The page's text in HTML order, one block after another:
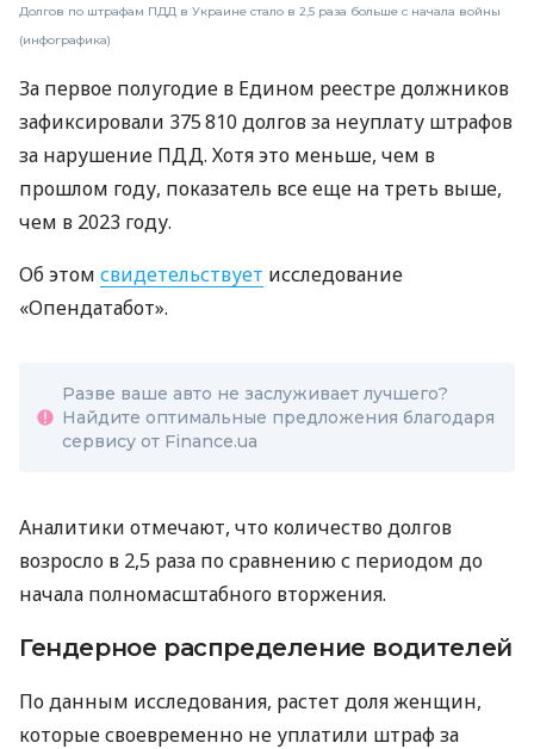
Долгов по штрафам ПДД в Украине стало в 2,5 раза больше с начала войны
(инфографика)
За первое полугодие в Едином реестре должников
зафиксировали 375 810 долгов за неуплату штрафов
за нарушение ПДД. Хотя это меньше, чем в
прошлом году, показатель все еще на треть выше,
чем в 2023 году.
Об этом свидетельствует исследование
«Опендатабот».
Разве ваше авто не заслуживает лучшего?
Найдите оптимальные предложения благодаря
сервису от Finance.ua
Аналитики отмечают, что количество долгов
возросло в 2,5 раза по сравнению с периодом до
начала полномасштабного вторжения.
Гендерное распределение водителей
По данным исследования, растет доля женщин,
которые своевременно не уплатили штраф за